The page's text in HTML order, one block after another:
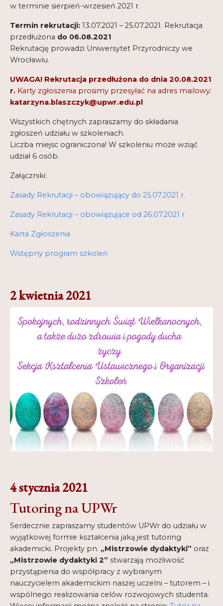
w terminie sierpień-wrzesień 2021 r.
Termin rekrutacji: 13.07.2021 – 25.07.2021. Rekrutacja
przedłużona do 06.08.2021
Rekrutację prowadzi Uniwersytet Przyrodniczy we
Wrocławiu.
UWAGA! Rekrutacja przedłużona do dnia 20.08.2021
r. Karty zgłoszenia prosimy przesyłać na adres mailowy:
katarzyna.blaszczyk@upwr.edu.pl
Wszystkich chętnych zapraszamy do składania
zgłoszeń udziału w szkoleniach.
Liczba miejsc ograniczona! W szkoleniu może wziąć
udział 6 osób.
Załączniki:
Zasady Rekrutacji – obowiązujący do 25.07.2021 r.
Zasady Rekrutacji – obowiązujące od 26.07.2021 r.
Karta Zgłoszenia
Wstępny program szkoleń
2 kwietnia 2021
4 stycznia 2021
Tutoring na UPWr
Serdecznie zapraszamy studentów UPWr do udziału w
wyjątkowej formie kształcenia jaką jest tutoring
akademicki. Projekty pn. „Mistrzowie dydaktyki” oraz
„Mistrzowie dydaktyki 2” stwarzają możliwość
przystąpienia do współpracy z wybranym
nauczycielem akademickim naszej uczelni – tutorem – i
wspólnego realizowania celów rozwojowych studenta.